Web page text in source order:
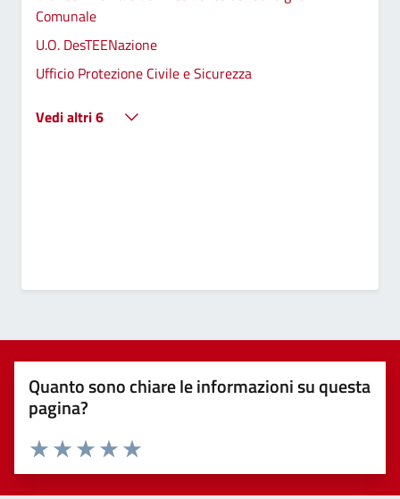
Comunale
U.O. DesTEENazione
Ufficio Protezione Civile e Sicurezza
Vedi altri 6
Quanto sono chiare le informazioni su questa
pagina?
Valuta 5 stelle su 5
Valuta 4 stelle su 5
Valuta 3 stelle su 5
Valuta 2 stelle su 5
Valuta 1 stelle su 5